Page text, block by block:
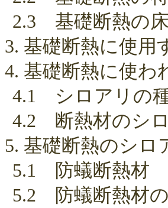
2.3 基礎断熱の
3. 基礎断熱に使用
4. 基礎断熱に使わ
4.1 シロアリの
4.2 断熱材のシ
5. 基礎断熱のシロ
5.1 防蟻断熱材
5.2 防蟻断熱材